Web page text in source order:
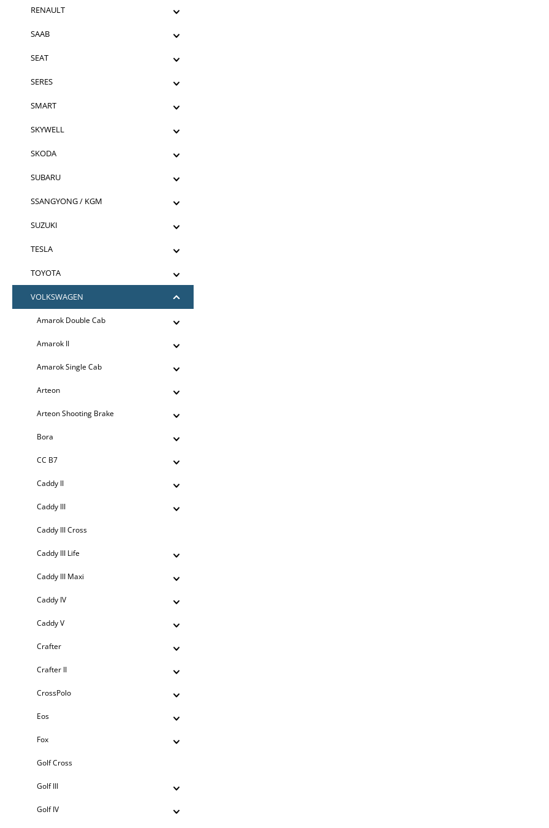
RENAULT
SAAB
SEAT
SERES
SMART
SKYWELL
SKODA
SUBARU
SSANGYONG / KGM
SUZUKI
TESLA
TOYOTA
VOLKSWAGEN
Amarok Double Cab
Amarok II
Amarok Single Cab
Arteon
Arteon Shooting Brake
Bora
CC B7
Caddy II
Caddy III
Caddy III Cross
Caddy III Life
Caddy III Maxi
Caddy IV
Caddy V
Crafter
Crafter II
CrossPolo
Eos
Fox
Golf Cross
Golf III
Golf IV